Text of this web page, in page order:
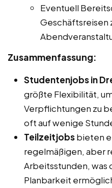
Eventuell
Geschäftsreisen
Zusammenfassung:
Studentenjobs in
größte Flexibilität,
Verpflichtungen zu
oft auf wenige
Teilzeitjobsbieten
regelmäßigen, aber
Arbeitsstunden, was
Planbarkeit